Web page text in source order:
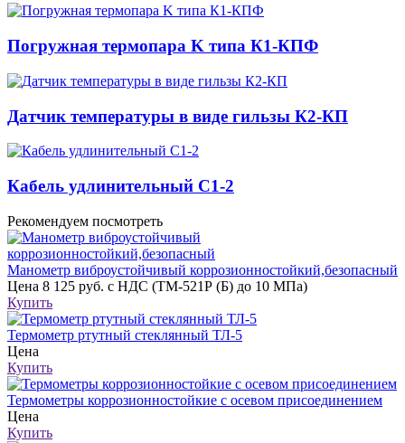
Погружная термопара K типа К1-КПФ
Датчик температуры в виде гильзы К2-КП
Кабель удлинительный С1-2
Рекомендуем посмотреть
Манометр виброустойчивый коррозионностойкий,безопасный
Цена 8 125 руб. с НДС (ТМ-521Р (Б) до 10 МПа)
Купить
Термометр ртутный стеклянный ТЛ-5
Цена
Купить
Термометры коррозионностойкие с осевом присоединением
Цена
Купить